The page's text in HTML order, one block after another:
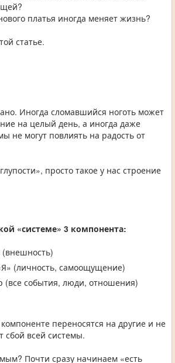
платья иногда меняет жизнь?
статье.
Иногда сломавшийся ноготь может
на целый день, а иногда даже
не могут повлиять на радость от
просто такое у нас строение
«системе» 3 компонента:
(личность, самоощущение)
события, люди, отношения)
переносятся на другие и не
сбой всей системы.
Почти сразу начинаем «есть